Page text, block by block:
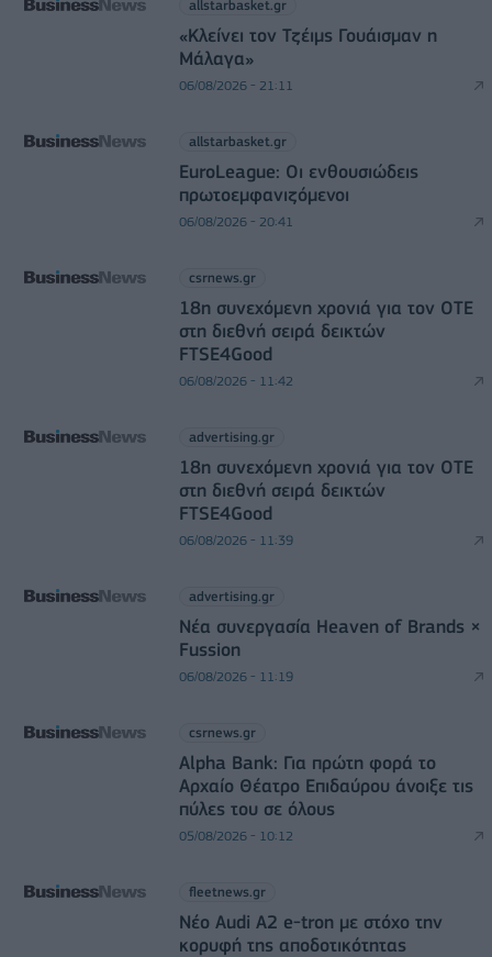
allstarbasket.gr
«Κλείνει τον Τζέιμς Γουάισμαν η
Μάλαγα»
06/08/2026 - 21:11
allstarbasket.gr
EuroLeague: Οι ενθουσιώδεις
πρωτοεμφανιζόμενοι
06/08/2026 - 20:41
csrnews.gr
18η συνεχόμενη χρονιά για τον ΟΤΕ
στη διεθνή σειρά δεικτών
FTSE4Good
06/08/2026 - 11:42
advertising.gr
18η συνεχόμενη χρονιά για τον ΟΤΕ
στη διεθνή σειρά δεικτών
FTSE4Good
06/08/2026 - 11:39
advertising.gr
Νέα συνεργασία Heaven of Brands ×
Fussion
06/08/2026 - 11:19
csrnews.gr
Alpha Bank: Για πρώτη φορά το
Αρχαίο Θέατρο Επιδαύρου άνοιξε τις
πύλες του σε όλους
05/08/2026 - 10:12
fleetnews.gr
Νέο Audi A2 e-tron με στόχο την
κορυφή της αποδοτικότητας